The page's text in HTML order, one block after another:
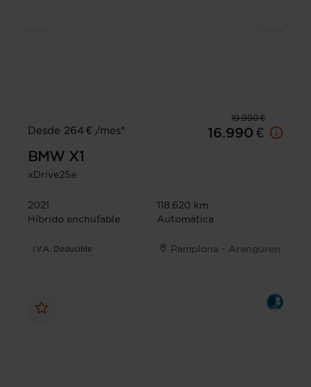
19.990 €
Desde 264 € /mes*
16.990 €
BMW X1
xDrive25e
2021
118.620 km
Híbrido enchufable
Automática
I.V.A. Deducible Pamplona - Aranguren